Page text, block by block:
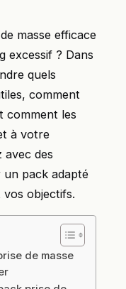
masse efficace
excessif ? Dans
quels
comment
comment les
à votre
avec des
pack adapté
objectifs.
de masse